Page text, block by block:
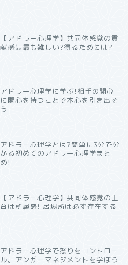
【アドラー心理学】共同体感覚の貢
献感は最も難しい?得るためには?
アドラー心理学に学ぶ!相手の関心
に関心を持つことで本心を引き出そ
う
アドラー心理学とは?簡単に3分で分
かる初めてのアドラー心理学まと
め!
【アドラー心理学】共同体感覚の土
台は所属感! 居場所は必ず存在する
アドラー心理学で怒りをコントロー
ル。アンガーマネジメントを学ぼう